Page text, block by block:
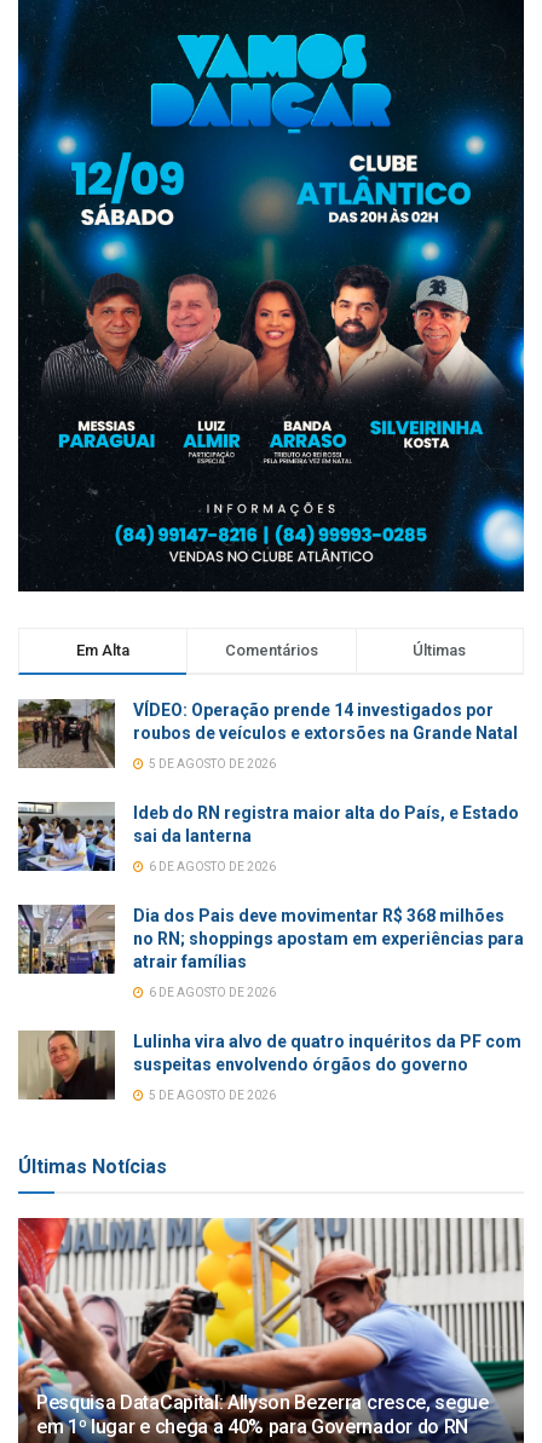
Em Alta Comentários Últimas
VÍDEO: Operação prende 14 investigados por
roubos de veículos e extorsões na Grande Natal
5 DE AGOSTO DE 2026
Ideb do RN registra maior alta do País, e Estado
sai da lanterna
6 DE AGOSTO DE 2026
Dia dos Pais deve movimentar R$ 368 milhões
no RN; shoppings apostam em experiências para
atrair famílias
6 DE AGOSTO DE 2026
Lulinha vira alvo de quatro inquéritos da PF com
suspeitas envolvendo órgãos do governo
5 DE AGOSTO DE 2026
Últimas Notícias
Pesquisa DataCapital: Allyson Bezerra cresce, segue
em 1º lugar e chega a 40% para Governador do RN